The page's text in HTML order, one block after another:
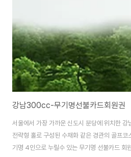
강남300cc-무기명선불카드회원권
서울에서 가장 가까운 신도시 분당에 위치한
전략형 홀로 구성된 수채화 같은 경관의 골프
기명 4인으로 누릴수 있는 무기명 선불카드 회